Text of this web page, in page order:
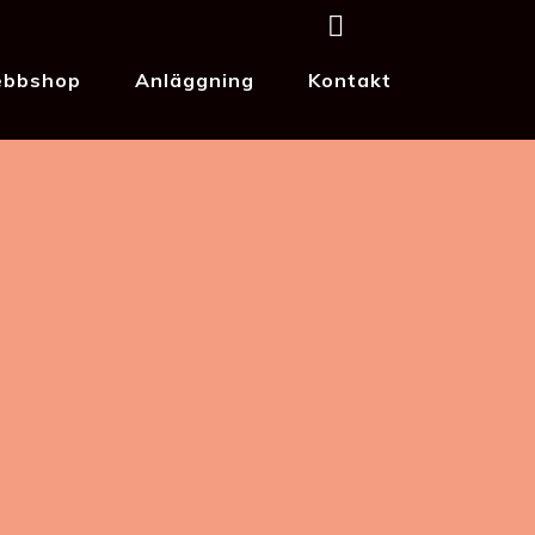
Anläggning Kontakt